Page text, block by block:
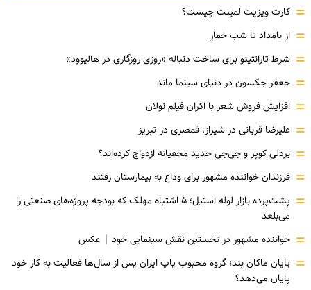
= کارت ویزیت لمینت چیست؟
= از بامداد تا شب خمار
= شرط تارانتینو برای ساخت دنباله «روزی روزگاری در هالیوود»
= جعفر جکسون در دنیای سینما ماند
= افزایش فروش شعر با اکران فیلم نولان
= علیرضا قربانی در شیراز، قمصری در تبریز
= بردلی کوپر و جی‌جی حدید مخفیانه ازدواج کرده‌اند؟
= فرزندان خواننده مشهور برای وداع به بیمارستان رفتند
=
پشت‌پرده بازار لوله استیل؛ ۵ اشتباه مهلک که بودجه پروژه‌های صنعتی را
می‌بلعد
= خواننده مشهور در نخستین نقش سینمایی خود |‌ عکس
= پایان ماکان بند؛ گروه محبوب پاپ ایران پس از سال‌ها فعالیت به کار خود
پایان می‌دهد؟